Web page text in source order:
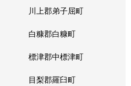
川上郡弟子屈町
白糠郡白糠町
標津郡中標津町
目梨郡羅臼町